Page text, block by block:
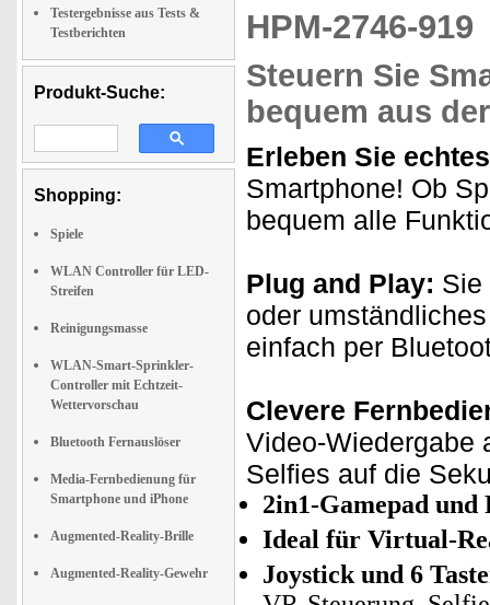
Testergebnisse aus Tests &
Testberichten
Produkt-Suche:
Shopping:
Spiele
WLAN Controller für LED-
Streifen
Reinigungsmasse
WLAN-Smart-Sprinkler-
Controller mit Echtzeit-
Wettervorschau
Bluetooth Fernauslöser
Media-Fernbedienung für
Smartphone und iPhone
Augmented-Reality-Brille
Augmented-Reality-Gewehr
HPM-2746-
Steuern Sie
bequem aus
Erleben Sie
Smartphone! Ob
bequem alle
Plug and Play: Sie
oder
einfach per
Clevere
Video-Wiedergabe
Selfies auf die
2in1-Gamepad
Ideal für Virtual-
Joystick und 6